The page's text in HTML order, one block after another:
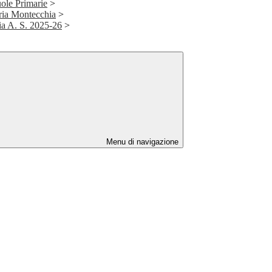
Primarie >
Montecchia >
A. S. 2025-26 >
Menu di navigazione